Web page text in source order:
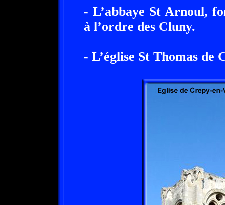
- L’abbaye St Arnoul,
à l’ordre des Cluny.
- L’église St Thomas